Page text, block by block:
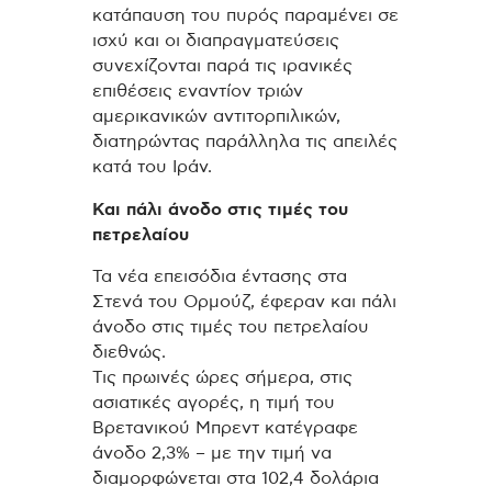
κατάπαυση του πυρός παραμένει σε
ισχύ και οι διαπραγματεύσεις
συνεχίζονται παρά τις ιρανικές
επιθέσεις εναντίον τριών
αμερικανικών αντιτορπιλικών,
διατηρώντας παράλληλα τις απειλές
κατά του Ιράν.
Και πάλι άνοδο στις τιμές του
πετρελαίου
Τα νέα επεισόδια έντασης στα
Στενά του Ορμούζ, έφεραν και πάλι
άνοδο στις τιμές του πετρελαίου
διεθνώς.
Τις πρωινές ώρες σήμερα, στις
ασιατικές αγορές, η τιμή του
Βρετανικού Μπρεντ κατέγραφε
άνοδο 2,3% – με την τιμή να
διαμορφώνεται στα 102,4 δολάρια